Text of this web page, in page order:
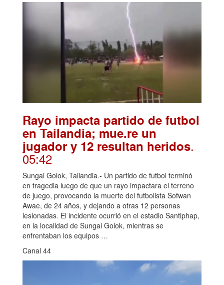
Rayo impacta partido de futbol
en Tailandia; mue.re un
jugador y 12 resultan heridos.
05:42
Sungai Golok, Tailandia.- Un partido de futbol terminó
en tragedia luego de que un rayo impactara el terreno
de juego, provocando la muerte del futbolista Sofwan
Awae, de 24 años, y dejando a otras 12 personas
lesionadas. El incidente ocurrió en el estadio Santiphap,
en la localidad de Sungai Golok, mientras se
enfrentaban los equipos …
Canal 44